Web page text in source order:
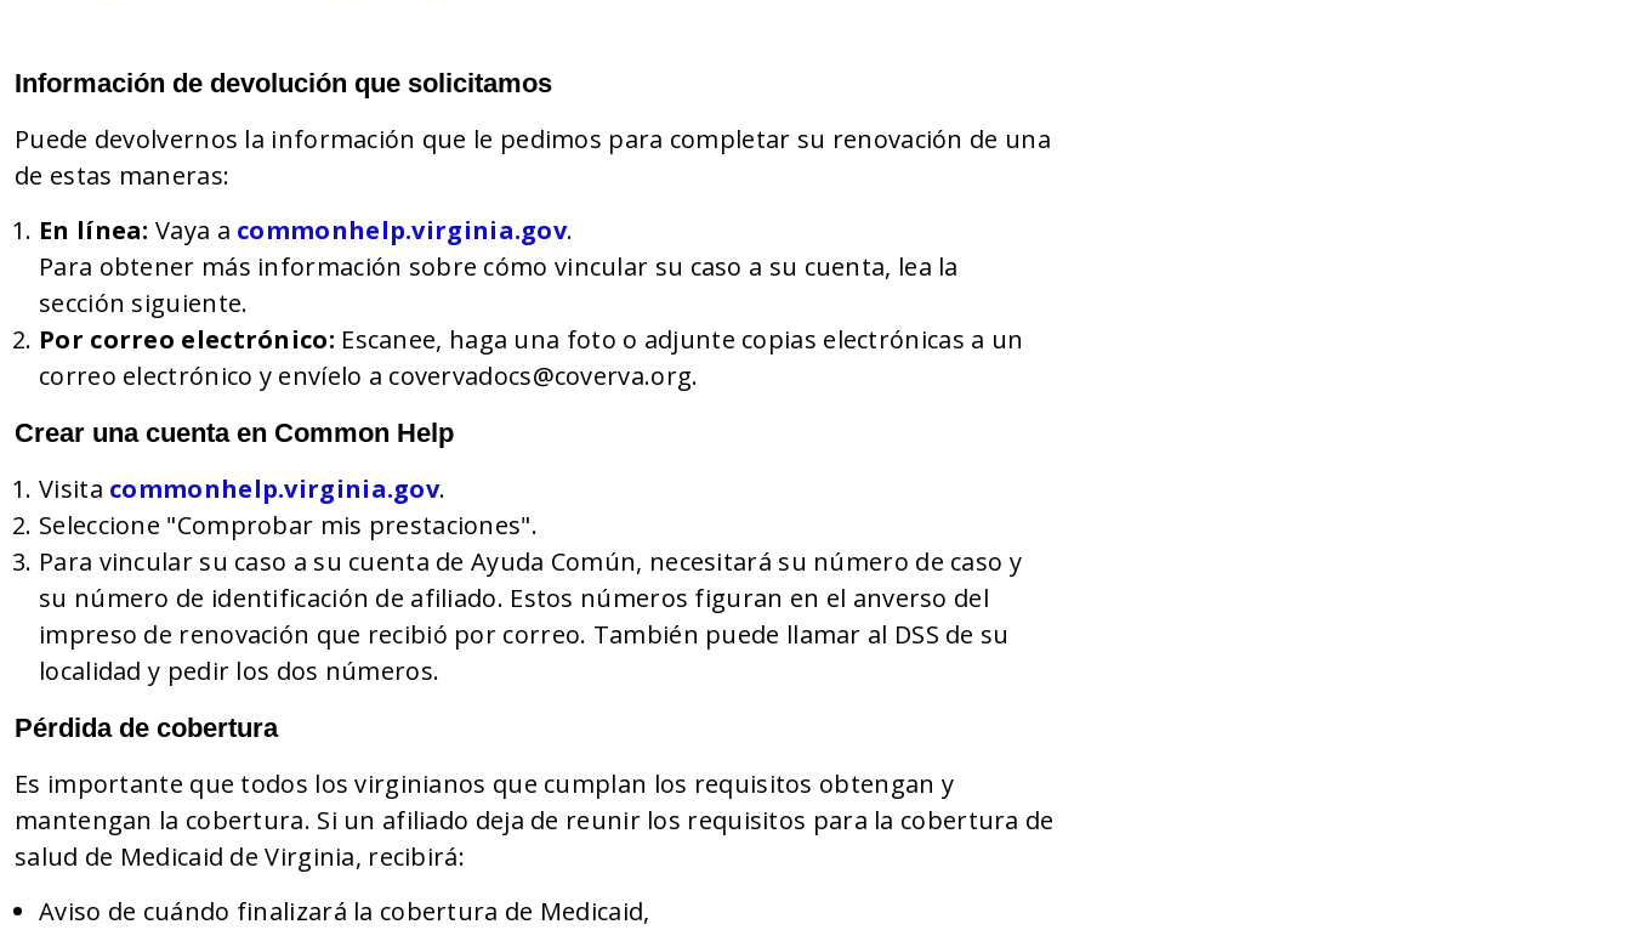
Información de devolución que solicitamos
Puede devolvernos la información que le pedimos para completar su renovación de una
de estas maneras:
En línea: Vaya a commonhelp.virginia.gov.
Para obtener más información sobre cómo vincular su caso a su cuenta, lea la
sección siguiente.
Por correo electrónico: Escanee, haga una foto o adjunte copias electrónicas a un
correo electrónico y envíelo a covervadocs@coverva.org.
Crear una cuenta en Common Help
Visita commonhelp.virginia.gov.
Seleccione "Comprobar mis prestaciones".
Para vincular su caso a su cuenta de Ayuda Común, necesitará su número de caso y
su número de identificación de afiliado. Estos números figuran en el anverso del
impreso de renovación que recibió por correo. También puede llamar al DSS de su
localidad y pedir los dos números.
Pérdida de cobertura
Es importante que todos los virginianos que cumplan los requisitos obtengan y
mantengan la cobertura. Si un afiliado deja de reunir los requisitos para la cobertura de
salud de Medicaid de Virginia, recibirá:
Aviso de cuándo finalizará la cobertura de Medicaid,